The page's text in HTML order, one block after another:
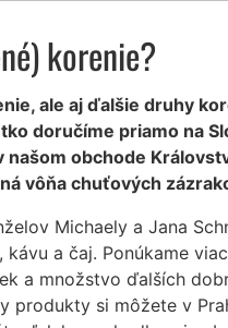
korenie?
ale aj ďalšie druhy
doručíme priamo na
obchode
vôňa chuťových
Michaely a Jana
a čaj. Ponúkame
a množstvo ďalších
produkty si môžete v